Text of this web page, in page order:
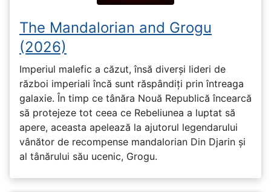
The Mandalorian and Grogu
(2026)
Imperiul malefic a căzut, însă diverși lideri de
război imperiali încă sunt răspândiți prin întreaga
galaxie. În timp ce tânăra Nouă Republică încearcă
să protejeze tot ceea ce Rebeliunea a luptat să
apere, aceasta apelează la ajutorul legendarului
vânător de recompense mandalorian Din Djarin și
al tânărului său ucenic, Grogu.